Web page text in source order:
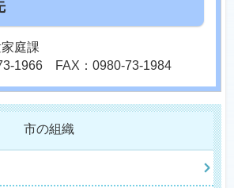
庭課
1966 FAX：0980-73-1984
市の組織